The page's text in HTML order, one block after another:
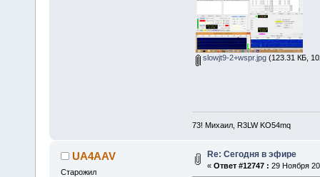
slowjt9-2+wspr.jpg(123.31 КБ,
73! Михаил, R3LW KO54mq
UA4AAV
Старожил
Re: Сегодня в эфире
« Ответ #12747 : 29 Ноября